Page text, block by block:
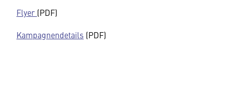
Flyer (PDF)
Kampagnendetails (PDF)